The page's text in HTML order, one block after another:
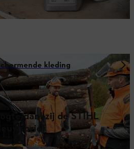
kleding
dankzij de STIHL